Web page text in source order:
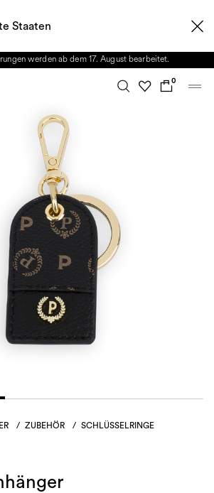
Staaten
8. bis 16. August ist unser Kundenservice nicht
werden ab dem 17. August bearbeitet.
0
/ ZUBEHÖR / SCHLÜSSELRINGE